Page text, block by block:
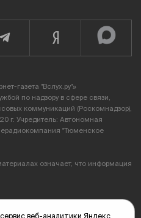
газета "Вслух.ру"»
по надзору в сфере связи,
коммуникаций (Роскомнадзор),
г. Учредитель: Автономная
"Тюменское
означает, что информация
веб-аналитики Яндекс